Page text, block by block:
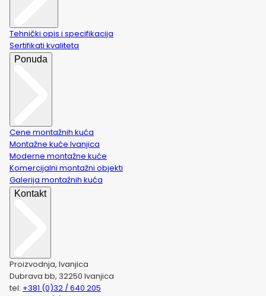
Tehnički opis i specifikacija
Sertifikati kvaliteta
Ponuda
Cene montažnih kuća
Montažne kuće Ivanjica
Moderne montažne kuće
Komercijalni montažni objekti
Galerija montažnih kuća
Kontakt
Proizvodnja, Ivanjica
Dubrava bb, 32250 Ivanjica
tel: +381 (0)32 / 640 205